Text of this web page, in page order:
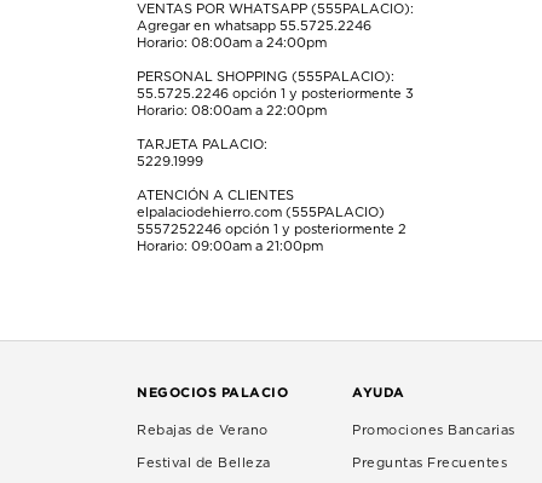
VENTAS POR WHATSAPP (555PALACIO):
Agregar en whatsapp 55.5725.2246
Horario: 08:00am a 24:00pm
PERSONAL SHOPPING (555PALACIO):
55.5725.2246 opción 1 y posteriormente 3
Horario: 08:00am a 22:00pm
TARJETA PALACIO:
5229.1999
ATENCIÓN A CLIENTES
elpalaciodehierro.com (555PALACIO)
5557252246 opción 1 y posteriormente 2
Horario: 09:00am a 21:00pm
NEGOCIOS PALACIO
Rebajas de Verano
Festival de Belleza
AYUDA
Promociones Bancarias
Preguntas Frecuentes